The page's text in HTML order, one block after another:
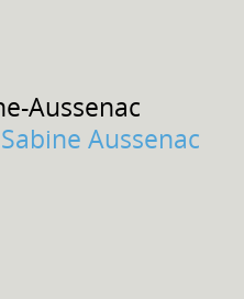
Aussenac
Aussenac